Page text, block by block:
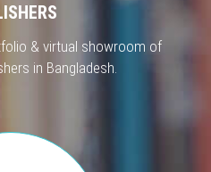
& virtual showroom of
in Bangladesh.